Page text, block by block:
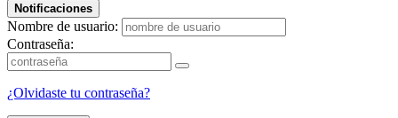
Notificaciones
Nombre de usuario:
Contraseña:
¿Olvidaste tu contraseña?